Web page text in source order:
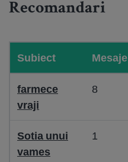
Recomandari
Subiect Mesaje
farmece
vraji
8
Sotia unui
vames
1